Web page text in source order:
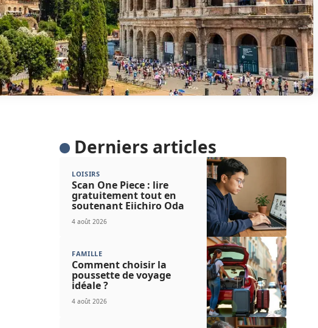
Derniers articles
LOISIRS
Scan One Piece : lire
gratuitement tout en
soutenant Eiichiro Oda
4 août 2026
FAMILLE
Comment choisir la
poussette de voyage
idéale ?
4 août 2026